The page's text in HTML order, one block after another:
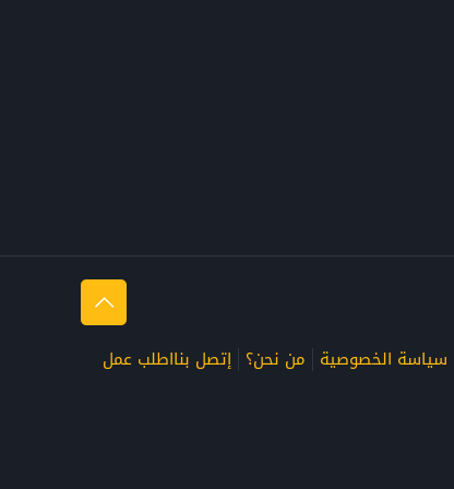
اطلب عملإتصل بنا من نحن؟ سياسة الخصوصية